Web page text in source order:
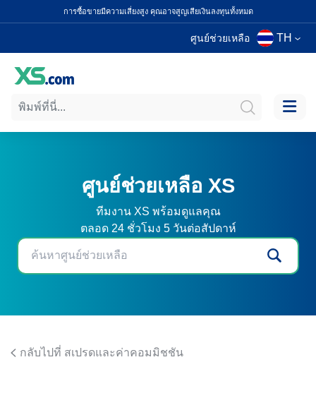
การซื้อขายมีความเสี่ยงสูง คุณอาจสูญเสียเงินลงทุนทั้งหมด
ศูนย์ช่วยเหลือ TH
ศูนย์ช่วยเหลือ XS
ทีมงาน XS พร้อมดูแลคุณ
ตลอด 24 ชั่วโมง 5 วันต่อสัปดาห์
กลับไปที่ สเปรดและค่าคอมมิชชัน